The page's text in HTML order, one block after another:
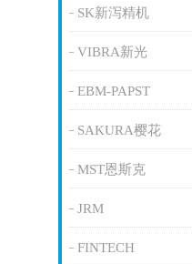
SK新泻精机
VIBRA新光
EBM-PAPST
SAKURA樱花
MST恩斯克
JRM
FINTECH